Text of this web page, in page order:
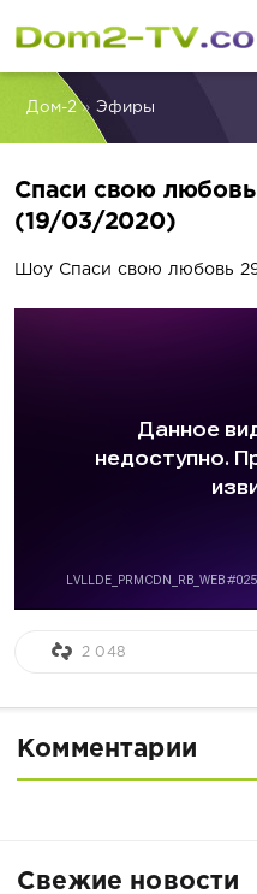
Дом-2» Эфиры
Спаси свою
(19/03/2020)
Шоу Спаси свою любовь
2 048
Комментарии
Свежие новости